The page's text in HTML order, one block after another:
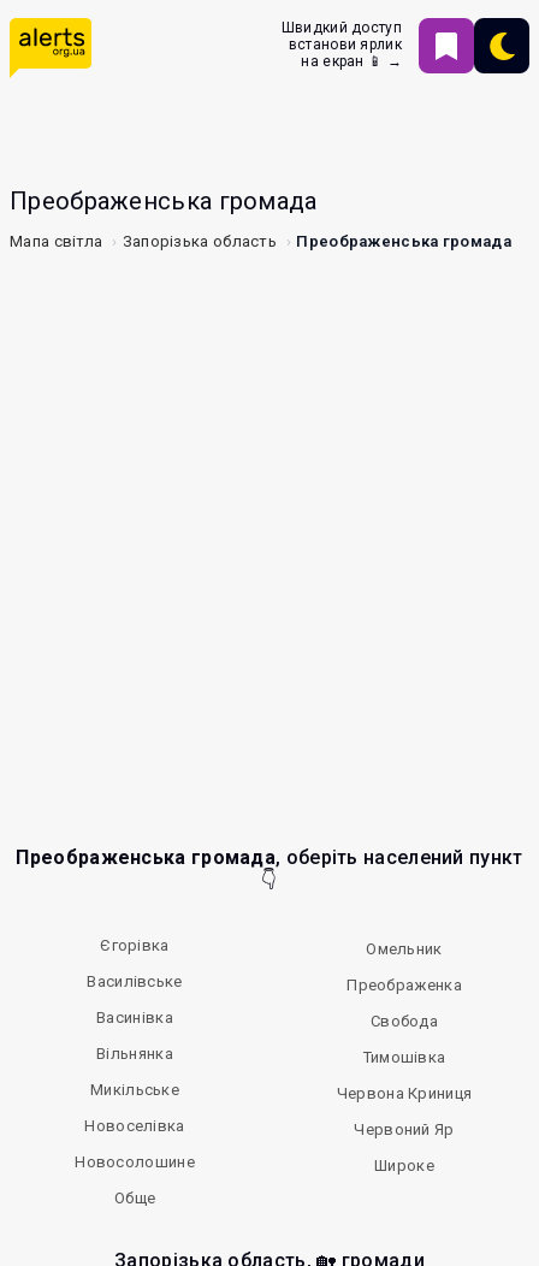
Швидкий доступ
встанови ярлик
на екран 📱 →
Преображенська громада
Мапа світла Запорізька область Преображенська громада
Преображенська громада, оберіть населений пункт
👇
Єгорівка
Василівське
Васинівка
Вільнянка
Микільське
Новоселівка
Новосолошине
Обще
Омельник
Преображенка
Свобода
Тимошівка
Червона Криниця
Червоний Яр
Широке
Запорізька область, 🏡 громади